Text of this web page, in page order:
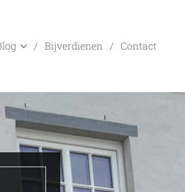
Bijverdienen Contact